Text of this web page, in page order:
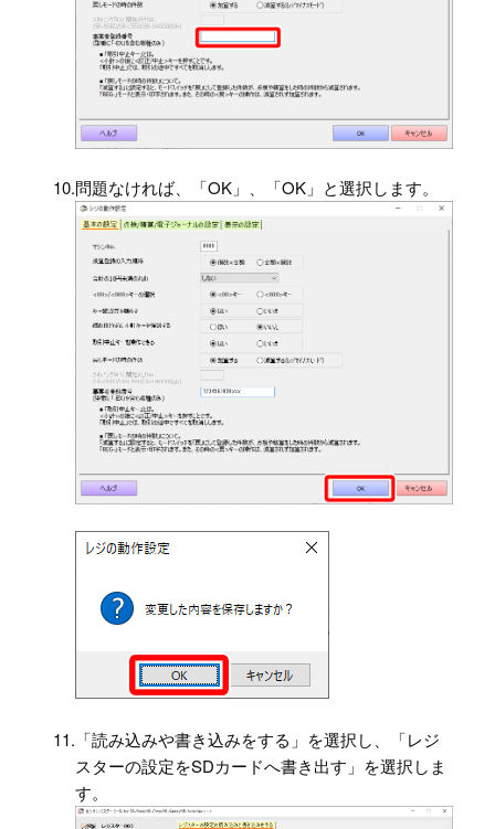
10.問題なければ、「OK」、「OK」と選択します。
11. 「読み込みや書き込みをする」を選択し、「レジ
スターの設定をSDカードへ書き出す」を選択しま
す。